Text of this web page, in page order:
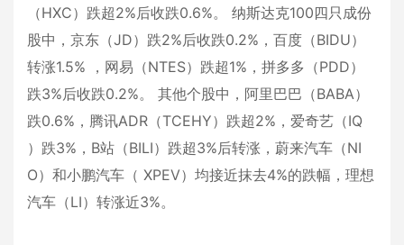
（HXC）跌超2%后收跌0.6%。 纳斯达克100四只成份
股中，京东（JD）跌2%后收跌0.2%，百度（BIDU）
转涨1.5% ，网易（NTES）跌超1%，拼多多（PDD）
跌3%后收跌0.2%。 其他个股中，阿里巴巴（BABA）
跌0.6%，腾讯ADR（TCEHY）跌超2%，爱奇艺（IQ
）跌3%，B站（BILI）跌超3%后转涨，蔚来汽车（NI
O）和小鹏汽车（ XPEV）均接近抹去4%的跌幅，理想
汽车（LI）转涨近3%。